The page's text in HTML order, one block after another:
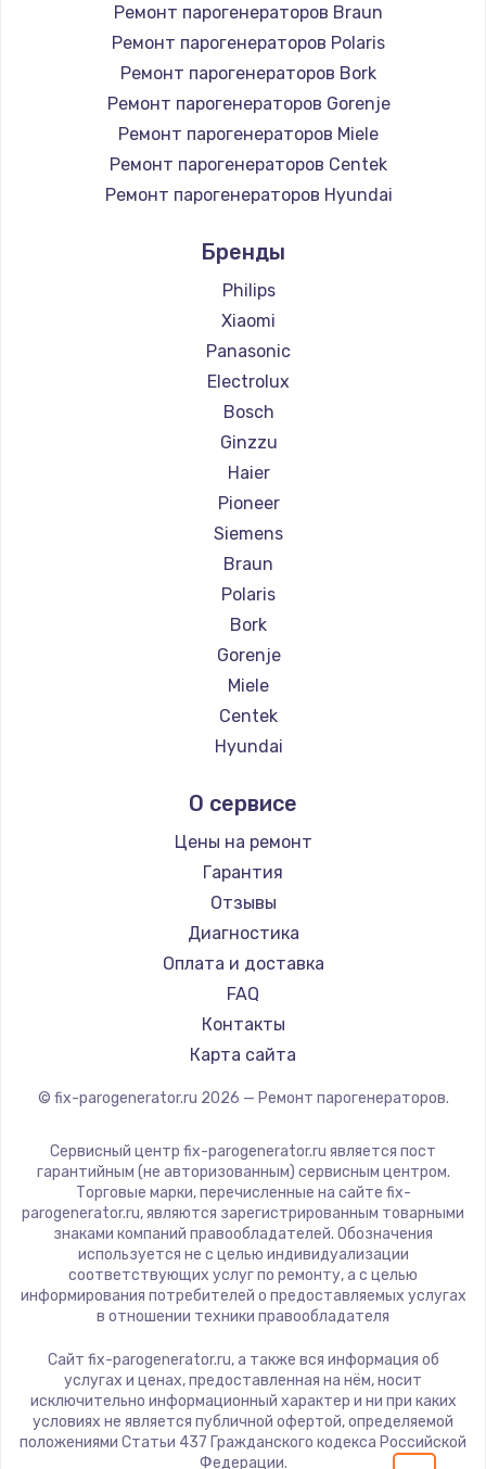
Ремонт парогенераторов Braun
Ремонт парогенераторов Polaris
Ремонт парогенераторов Bork
Ремонт парогенераторов Gorenje
Ремонт парогенераторов Miele
Ремонт парогенераторов Centek
Ремонт парогенераторов Hyundai
Ремонт парогенераторов DELTA
Ремонт парогенераторов Silter
Ремонт парогенераторов Chayka
Ремонт парогенераторов Beko
Ремонт парогенераторов Vivitek
Ремонт парогенераторов RED solution
Бренды
Philips
Xiaomi
Panasonic
Electrolux
Bosch
Ginzzu
Haier
Pioneer
Siemens
Braun
Polaris
Bork
Gorenje
Miele
Centek
Hyundai
DELTA
Silter
Chayka
Beko
Vivitek
RED solution
О сервисе
Цены на ремонт
Гарантия
Отзывы
Диагностика
Оплата и доставка
FAQ
Контакты
Карта сайта
© fix-parogenerator.ru 2026 — Ремонт парогенераторов.
Сервисный центр fix-parogenerator.ru является пост
гарантийным (не авторизованным) сервисным центром.
Торговые марки, перечисленные на сайте fix-
parogenerator.ru, являются зарегистрированным товарными
знаками компаний правообладателей. Обозначения
используется не с целью индивидуализации
соответствующих услуг по ремонту, а с целью
информирования потребителей о предоставляемых услугах
в отношении техники правообладателя
Сайт fix-parogenerator.ru, а также вся информация об
услугах и ценах, предоставленная на нём, носит
исключительно информационный характер и ни при каких
условиях не является публичной офертой, определяемой
положениями Статьи 437 Гражданского кодекса Российской
Федерации.